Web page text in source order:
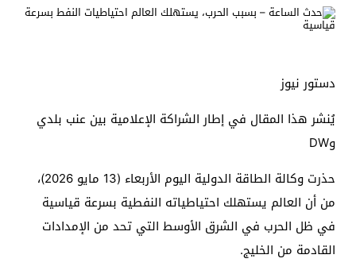
دستور نيوز
يُنشر هذا المقال في إطار الشراكة الإعلامية بين عنب بلدي
وDW
حذرت وكالة الطاقة الدولية اليوم الأربعاء (13 مايو 2026)،
من أن العالم يستهلك احتياطياته النفطية بسرعة قياسية
في ظل الحرب في الشرق الأوسط التي تحد من الإمدادات
القادمة من الخليج.